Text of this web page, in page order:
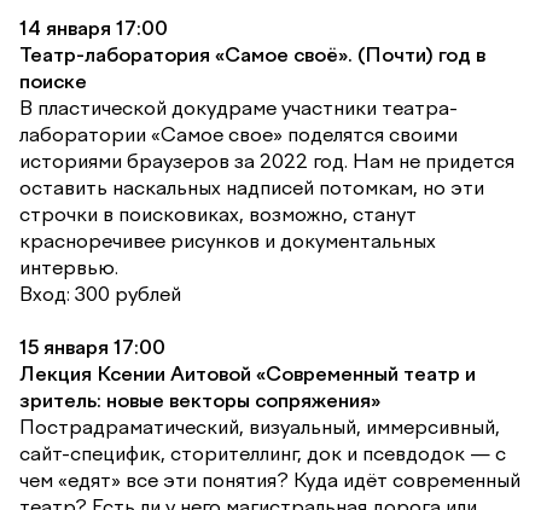
14 января 17:00
Театр-лаборатория «Самое своё». (Почти) год в
поиске
В пластической докудраме участники театра-
лаборатории «Самое свое» поделятся своими
историями браузеров за 2022 год. Нам не придется
оставить наскальных надписей потомкам, но эти
строчки в поисковиках, возможно, станут
красноречивее рисунков и документальных
интервью.
Вход: 300 рублей
15 января 17:00
Лекция Ксении Аитовой «Современный театр и
зритель: новые векторы сопряжения»
Пострадраматический, визуальный, иммерсивный,
сайт-специфик, сторителлинг, док и псевдодок — с
чем «едят» все эти понятия? Куда идёт современный